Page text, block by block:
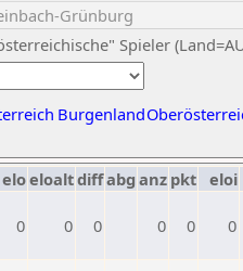
Spieler
Burgenland
eloeloaltdiffabg anz pkt eloi
0 0 0 0 0 0